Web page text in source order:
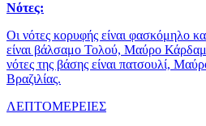
Νότες:
Οι νότες κορυφής είναι φασκόμηλο
είναι βάλσαμο Τολού, Μαύρο
νότες της βάσης είναι πατσουλί,
Βραζιλίας.
ΛΕΠΤΟΜΕΡΕΙΕΣ